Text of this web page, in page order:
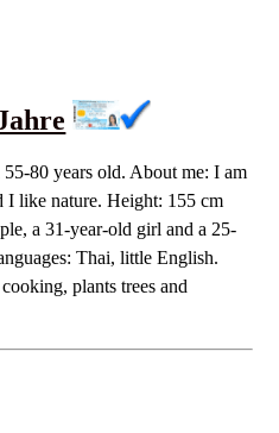
80 years old. About me: I am
I like nature. Height: 155 cm
a 31-year-old girl and a 25-
Thai, little English.
plants trees and